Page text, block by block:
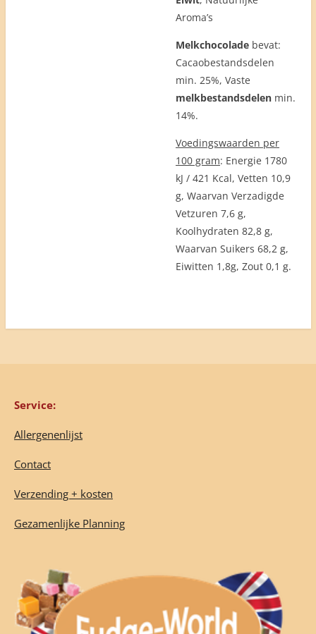
Aroma’s
Melkchocolade bevat:
Cacaobestandsdelen
min. 25%, Vaste
melkbestandsdelen min.
14%.
Voedingswaarden per
100 gram: Energie 1780
kJ / 421 Kcal, Vetten 10,9
g, Waarvan Verzadigde
Vetzuren 7,6 g,
Koolhydraten 82,8 g,
Waarvan Suikers 68,2 g,
Eiwitten 1,8g, Zout 0,1 g.
Service:
Allergenenlijst
Contact
Verzending + kosten
Gezamenlijke Planning